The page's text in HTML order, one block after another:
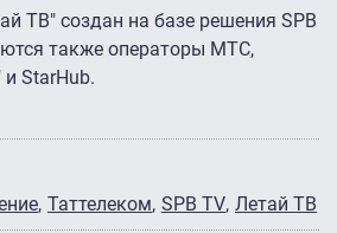
ТВ" создан на базе решения SPB
также операторы МТС,
StarHub.
Таттелеком SPB TV Летай ТВ